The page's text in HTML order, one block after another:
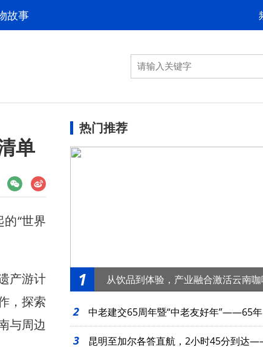
故事
单
“世界
产游计
，探索
与周边
热门推荐
从饮品到体验，产业融合激活云南
1
2 中老建交65周年暨“中老友好年”——65
起
3 昆明至加尔各答直航，2小时45分到达